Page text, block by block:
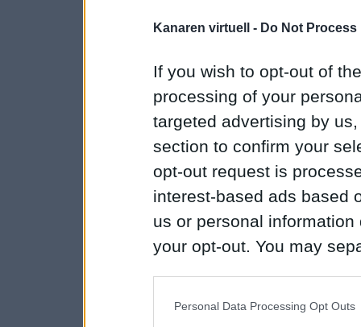
Kanaren virtuell - Do Not
If you wish to opt-out of
processing of your
targeted advertising by
section to confirm your
opt-out request is
interest-based ads based
us or personal
your opt-out. You may
Personal Data Processing Opt Outs